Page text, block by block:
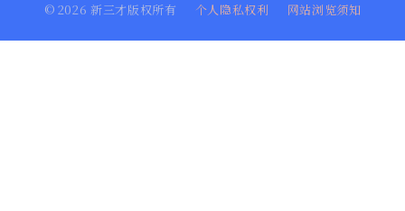
© 2026 新三才版权所有 个人隐私权利 网站浏览须知